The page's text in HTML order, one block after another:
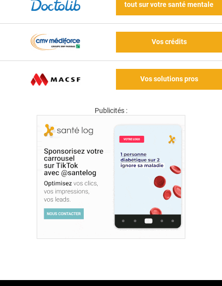
tout sur votre santé mentale
Vos crédits
Vos solutions pros
Publicités :